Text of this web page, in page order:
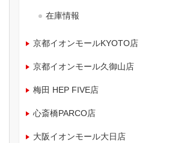
在庫情報
京都イオンモールKYOTO店
京都イオンモール久御山店
梅田 HEP FIVE店
心斎橋PARCO店
大阪イオンモール大日店